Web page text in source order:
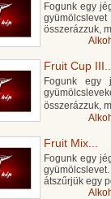
Fogunk egy
összerázzuk,
Fruit Cup
Fogunk egy
összerázzuk,
Fruit Mix...
Fogunk egy
átszűrjük egy